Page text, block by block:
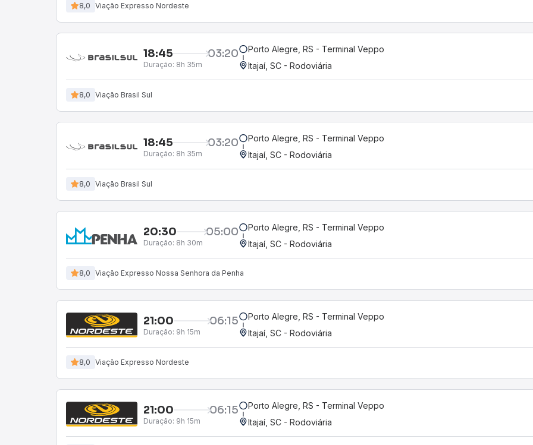
8,0 Viação Expresso Nordeste
18:45 03:20
Duração: 8h 35m
Porto Alegre, RS - Terminal Veppo
Itajaí, SC - Rodoviária
8,0 Viação Brasil Sul
18:45 03:20
Duração: 8h 35m
Porto Alegre, RS - Terminal Veppo
Itajaí, SC - Rodoviária
8,0 Viação Brasil Sul
20:30 05:00
Duração: 8h 30m
Porto Alegre, RS - Terminal Veppo
Itajaí, SC - Rodoviária
8,0 Viação Expresso Nossa Senhora da Penha
21:00 06:15
Duração: 9h 15m
Porto Alegre, RS - Terminal Veppo
Itajaí, SC - Rodoviária
8,0 Viação Expresso Nordeste
21:00 06:15
Duração: 9h 15m
Porto Alegre, RS - Terminal Veppo
Itajaí, SC - Rodoviária